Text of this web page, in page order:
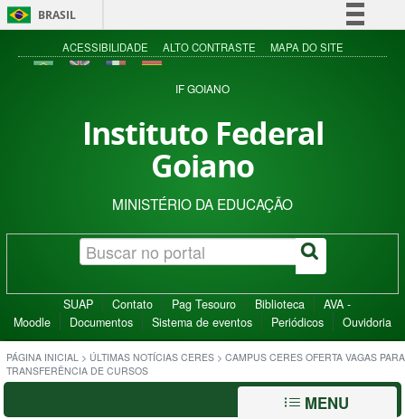
BRASIL
Simplifique!
Acesso à informação
ACESSIBILIDADE ALTO CONTRASTE MAPA DO SITE
IF GOIANO
Instituto Federal
Goiano
MINISTÉRIO DA EDUCAÇÃO
SUAP Contato Pag Tesouro Biblioteca
AVA -
Moodle
Documentos Sistema de eventos Periódicos Ouvidoria
PÁGINA INICIAL > ÚLTIMAS NOTÍCIAS CERES > CAMPUS CERES OFERTA VAGAS PARA
TRANSFERÊNCIA DE CURSOS
MENU